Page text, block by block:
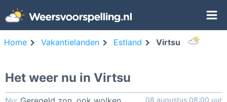
Home Vakantielanden Estland Virtsu
Het weer nu in Virtsu
08 augustus 08:00 uur